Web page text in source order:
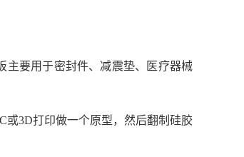
主要用于密封件、减震垫、医疗器械
3D打印做一个原型，然后翻制硅胶